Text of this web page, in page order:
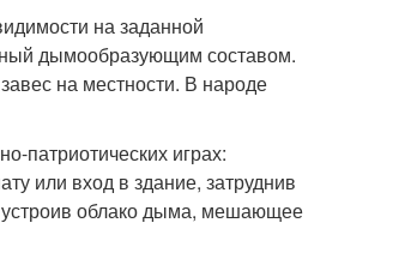
на заданной
дымообразующим составом.
на местности. В народе
патриотических играх:
или вход в здание, затруднив
устроив облако дыма, мешающее